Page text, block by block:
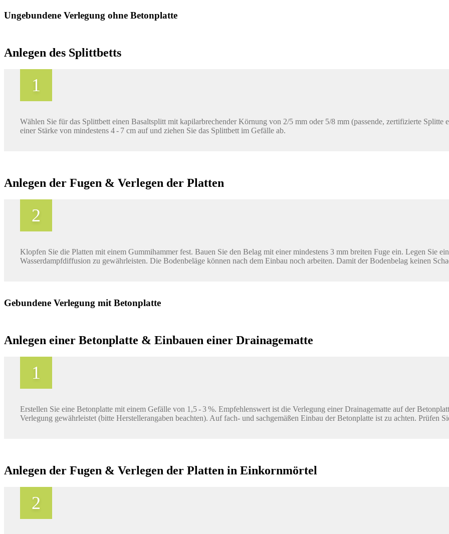
Ungebundene Verlegung ohne Betonplatte
Anlegen des Splittbetts
Wählen Sie für das Splittbett einen Basaltsplitt mit kapilarbrechender Körnung von 2/5 mm oder 5/8 mm (passende, zertifizierte Splitte
einer Stärke von mindestens 4 - 7 cm auf und ziehen Sie das Splittbett im Gefälle ab.
Anlegen der Fugen & Verlegen der Platten
Klopfen Sie die Platten mit einem Gummihammer fest. Bauen Sie den Belag mit einer mindestens 3 mm breiten Fuge ein. Legen Sie
Wasserdampfdiffusion zu gewährleisten. Die Bodenbeläge können nach dem Einbau noch arbeiten. Damit der Bodenbelag keinen
Gebundene Verlegung mit Betonplatte
Anlegen einer Betonplatte & Einbauen einer Drainagematte
Erstellen Sie eine Betonplatte mit einem Gefälle von 1,5 - 3 %. Empfehlenswert ist die Verlegung einer Drainagematte auf der
Verlegung gewährleistet (bitte Herstellerangaben beachten). Auf fach- und sachgemäßen Einbau der Betonplatte ist zu achten. Prüfen
Anlegen der Fugen & Verlegen der Platten in Einkornmörtel